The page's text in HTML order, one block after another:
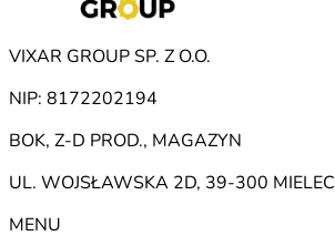
VIXAR GROUP SP. Z O.O.
NIP: 8172202194
BOK, Z-D PROD., MAGAZYN
UL. WOJSŁAWSKA 2D, 39-300 MIELEC
MENU